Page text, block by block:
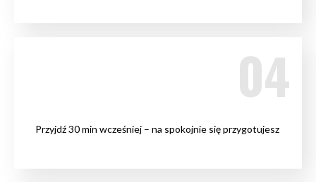
Przyjdź 30 min wcześniej – na spokojnie się przygotujesz